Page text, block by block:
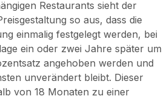
Restaurants sieht der
so aus, dass die
einmalig festgelegt werden, bei
ein oder zwei Jahre später um
angehoben werden und
unverändert bleibt. Dieser
von 18 Monaten zu einer